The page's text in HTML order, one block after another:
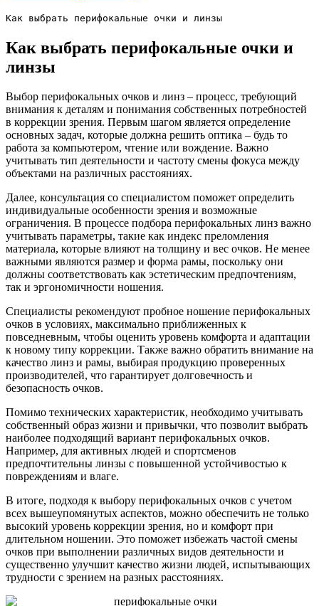
Как выбрать перифокальные очки и линзы
Как выбрать перифокальные очки и
линзы
Выбор перифокальных очков и линз – процесс, требующий
внимания к деталям и понимания собственных потребностей
в коррекции зрения. Первым шагом является определение
основных задач, которые должна решить оптика – будь то
работа за компьютером, чтение или вождение. Важно
учитывать тип деятельности и частоту смены фокуса между
объектами на различных расстояниях.
Далее, консультация со специалистом поможет определить
индивидуальные особенности зрения и возможные
ограничения. В процессе подбора перифокальных линз важно
учитывать параметры, такие как индекс преломления
материала, которые влияют на толщину и вес очков. Не менее
важными являются размер и форма рамы, поскольку они
должны соответствовать как эстетическим предпочтениям,
так и эргономичности ношения.
Специалисты рекомендуют пробное ношение перифокальных
очков в условиях, максимально приближенных к
повседневным, чтобы оценить уровень комфорта и адаптации
к новому типу коррекции. Также важно обратить внимание на
качество линз и рамы, выбирая продукцию проверенных
производителей, что гарантирует долговечность и
безопасность очков.
Помимо технических характеристик, необходимо учитывать
собственный образ жизни и привычки, что позволит выбрать
наиболее подходящий вариант перифокальных очков.
Например, для активных людей и спортсменов
предпочтительны линзы с повышенной устойчивостью к
повреждениям и влаге.
В итоге, подходя к выбору перифокальных очков с учетом
всех вышеупомянутых аспектов, можно обеспечить не только
высокий уровень коррекции зрения, но и комфорт при
длительном ношении. Это поможет избежать частой смены
очков при выполнении различных видов деятельности и
существенно улучшит качество жизни людей, испытывающих
трудности с зрением на разных расстояниях.